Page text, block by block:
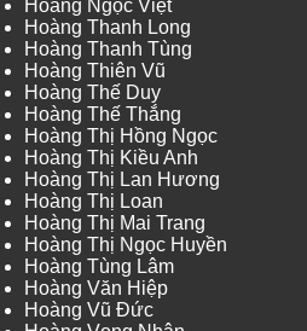
Hoàng Ngọc Việt
Hoàng Thanh Long
Hoàng Thanh Tùng
Hoàng Thiên Vũ
Hoàng Thế Duy
Hoàng Thế Thắng
Hoàng Thị Hồng Ngọc
Hoàng Thị Kiều Anh
Hoàng Thị Lan Hương
Hoàng Thị Loan
Hoàng Thị Mai Trang
Hoàng Thị Ngọc Huyền
Hoàng Tùng Lâm
Hoàng Văn Hiệp
Hoàng Vũ Đức